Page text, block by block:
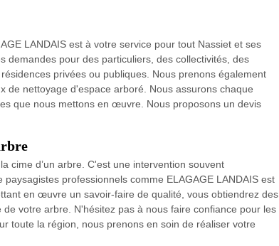
LANDAIS est à votre service pour tout Nassiet et ses
demandes pour des particuliers, des collectivités, des
privées ou publiques. Nous prenons également
de nettoyage d'espace arboré. Nous assurons chaque
que nous mettons en œuvre. Nous proposons un devis
cime d’un arbre. C'est une intervention souvent
professionnels comme ELAGAGE LANDAIS est
en œuvre un savoir-faire de qualité, vous obtiendrez des
votre arbre. N'hésitez pas à nous faire confiance pour les
toute la région, nous prenons en soin de réaliser votre